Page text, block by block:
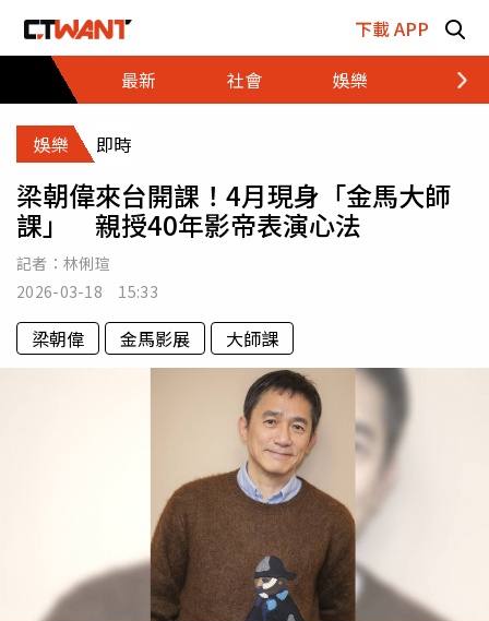
下載 APP
最新
社會 娛樂 財經
娛樂 即時
梁朝偉來台開課！4月現身「金馬大師
課」 親授40年影帝表演心法
記者： 林俐瑄
2026-03-18 15:33
梁朝偉 金馬影展 大師課